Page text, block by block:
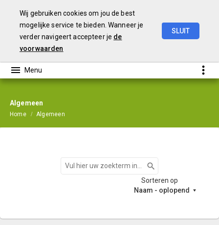
Wij gebruiken cookies om jou de best
mogelijke service te bieden. Wanneer je
verder navigeert accepteer je de
voorwaarden
SLUIT
Algemeen
Home Algemeen
Zoeken
Sorteren op
Naam - oplopend